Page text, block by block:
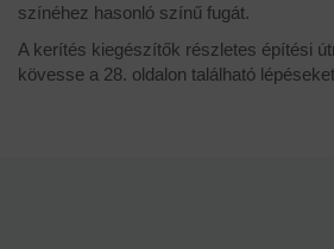
színéhez hasonló színű fugát.
A kerítés kiegészítők részletes építési
kövesse a 28. oldalon található